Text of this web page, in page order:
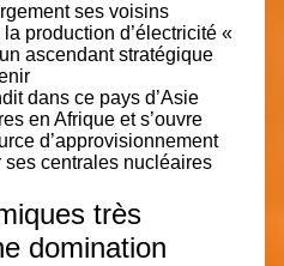
ses voisins
production d’électricité «
ascendant stratégique
dans ce pays d’Asie
en Afrique et s’ouvre
d’approvisionnement
ses centrales nucléaires
très
domination